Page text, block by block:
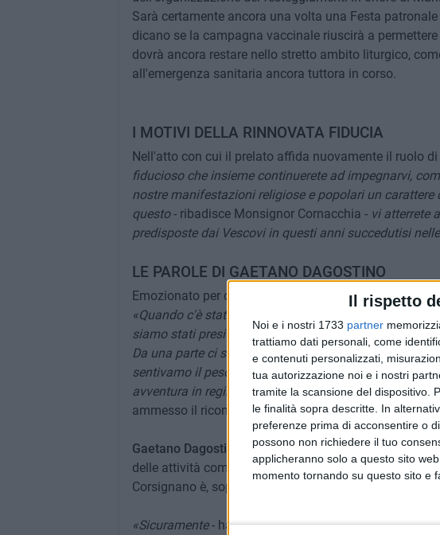
Il rispetto
Noi e i nostri 1733 partner
trattiamo dati personali, come
e contenuti personalizzati,
tua autorizzazione noi e i nostri
tramite la scansione del dispositivo.
le finalità sopra descritte. In
preferenze prima di acconsentire o
possono non richiedere il tuo
applicheranno solo a questo sito
momento tornando su questo sito e
Sarà certamente ancora una volta una Festa
dicano se la campagna vaccinale riuscirà a
dovrà ancora restare nello stretto ambito liturgico,
all'emergenza sanitaria ancora tuttora in corso.
I MOTIVI DELLA RINNOVATA FIDUCIA
Nell'atto con cui il prelato affida nuovamente il ruolo
fiducioso che insieme continuerete ad impegnarvi,
nostre manifestazioni religiose e popolari un
questo- ribadisce Monsignor Cornacchia - vi atterrete
predisposte dai Vescovi in questi anni succedutisi
LE PAROLE DI GAETANO DAGOSTINO
Emozionato per questa rinnovata fiducia, Gaetano
«Quando c'è stata chiesta la disponibilità per
siamo stati presi da un grande senso di responsabilità.
Da una parte ci sentivamo orgogliosi di poterla
sentivamo il peso che il futuro Comitato avrebbe
avventura in regime di emergenza sanitaria. Ma
ammesso il riconfermatissimo Presidente - a bbiamo
Gaetano Dagostino
ha anche voluto sottolineare
delle attività commerciali anche in periodo di enorme
Corsignano è, soprattutto nel periodo più buio dal
«Sicuramente- ha ammesso -anche questa edizione